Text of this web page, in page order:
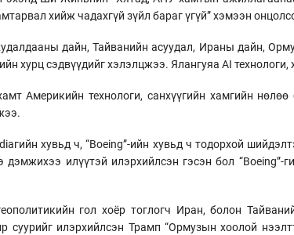
хийж чадахгүй зүйл бараг үгүй” хэмээн
дайн, Тайванийн асуудал, Ираны дайн,
хурц сэдвүүдийг хэлэлцжээ. Ялангуяа AI
Америкийн технологи, санхүүгийн хамгийн
хувьд ч, “Boeing”-ийн хувьд ч тодорхой
дэмжихээ илүүтэй илэрхийлсэн гэсэн бол
гол хоёр тоглогч Иран, болон
суурийг илэрхийлсэн Трамп “Ормузын хоолой